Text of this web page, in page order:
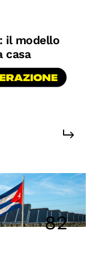
dopo
il modello
casa
82